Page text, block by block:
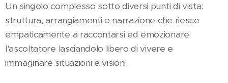
Un singolo complesso sotto diversi punti di vista:
struttura, arrangiamenti e narrazione che riesce
empaticamente a raccontarsi ed emozionare
l'ascoltatore lasciandolo libero di vivere e
immaginare situazioni e visioni.